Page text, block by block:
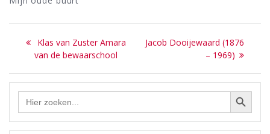
Bericht
navigatie
Previous
post:
Klas van Zuster Amara
van de bewaarschool
Next
Jacob Dooijewaard (1876
– 1969)
Zoek Zoekknop